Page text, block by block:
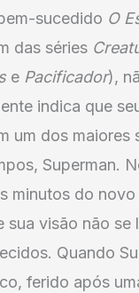
sucedido O
das séries
e Pacificador),
indica que
um dos maiores
Superman.
minutos do
sua visão não se
Quando
ferido após